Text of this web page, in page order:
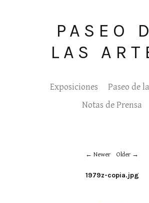
PASEO
LAS
Exposiciones
Paseo de
Notas de Prensa
Newer Older
1979z-copia.jpg